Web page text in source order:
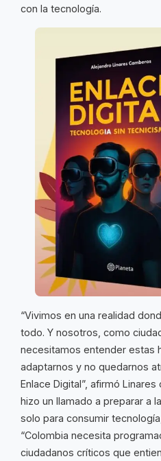
con la tecnología.
“Vivimos en una realidad
todo. Y nosotros, como
necesitamos entender estas
adaptarnos y no quedarnos
Enlace Digital”, afirmó
hizo un llamado a preparar a
solo para consumir
“Colombia necesita
ciudadanos críticos que